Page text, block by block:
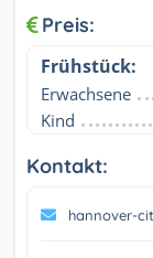
Preis:
Frühstück:
Erwachsene
Kind
Kontakt:
hannover-